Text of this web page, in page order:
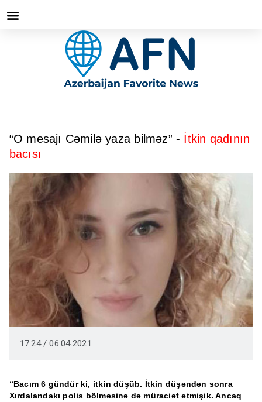
“O mesajı Cəmilə yaza bilməz” - İtkin qadının
bacısı
17:24 / 06.04.2021
“Bacım 6 gündür ki, itkin düşüb. İtkin düşəndən sonra
Xırdalandakı polis bölməsinə də müraciət etmişik. Ancaq